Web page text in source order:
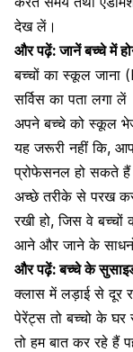
देख लें।
और पढ़ें:जानें बच्चे में
बच्चों का स्कूल
सर्विस का पता लगा लें
अपने बच्चे को स्कूल
यह जरूरी नहीं कि,
प्रोफेसनल हो सकते
अच्छे तरीके से परख
रखी हो, जिस वे बच्चों
आने और जाने के
और पढ़ें:बच्चे के
क्लास में लड़ाई से दूर
पेरेंट्स तो बच्चो के घर
तो हम बात कर रहे हैं